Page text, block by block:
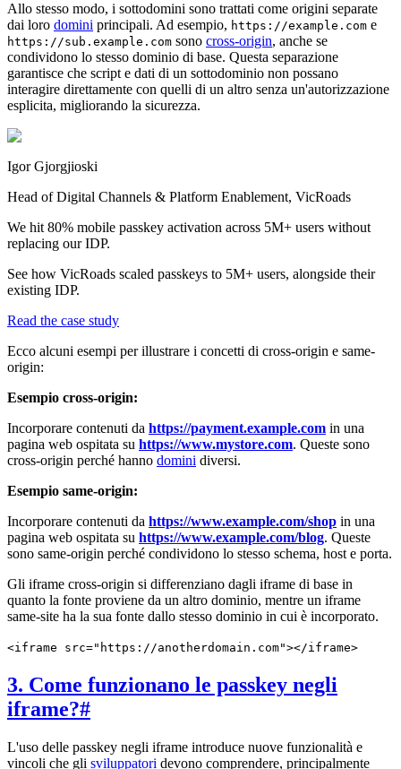
Allo stesso modo, i sottodomini sono trattati come origini separate
dai loro domini principali. Ad esempio, https://example.com e
https://sub.example.com sono cross-origin, anche se
condividono lo stesso dominio di base. Questa separazione
garantisce che script e dati di un sottodominio non possano
interagire direttamente con quelli di un altro senza un'autorizzazione
esplicita, migliorando la sicurezza.
Igor Gjorgjioski
Head of Digital Channels & Platform Enablement, VicRoads
We hit 80% mobile passkey activation across 5M+ users without
replacing our IDP.
See how VicRoads scaled passkeys to 5M+ users, alongside their
existing IDP.
Read the case study
Ecco alcuni esempi per illustrare i concetti di cross-origin e same-
origin:
Esempio cross-origin:
Incorporare contenuti da https://payment.example.com in una
pagina web ospitata su https://www.mystore.com. Queste sono
cross-origin perché hanno domini diversi.
Esempio same-origin:
Incorporare contenuti da https://www.example.com/shop in una
pagina web ospitata su https://www.example.com/blog. Queste
sono same-origin perché condividono lo stesso schema, host e porta.
Gli iframe cross-origin si differenziano dagli iframe di base in
quanto la fonte proviene da un altro dominio, mentre un iframe
same-site ha la sua fonte dallo stesso dominio in cui è incorporato.
<iframe src="https://anotherdomain.com"></iframe>
3. Come funzionano le passkey negli
iframe?#
L'uso delle passkey negli iframe introduce nuove funzionalità e
vincoli che gli sviluppatori devono comprendere, principalmente